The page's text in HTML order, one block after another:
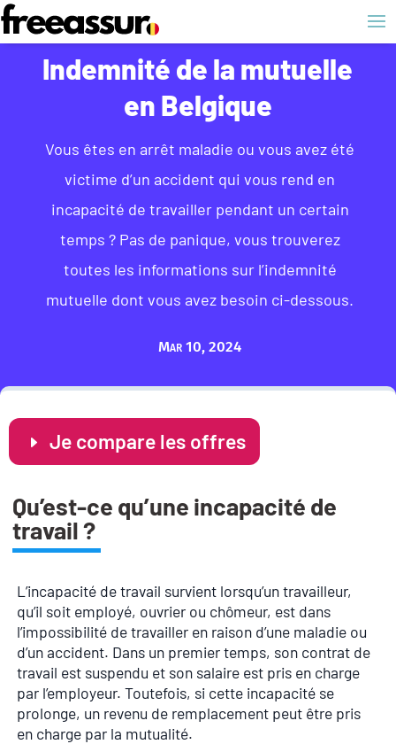
Indemnité de la mutuelle
en Belgique
Vous êtes en arrêt maladie ou vous avez été
victime d’un accident qui vous rend en
incapacité de travailler pendant un certain
temps ? Pas de panique, vous trouverez
toutes les informations sur l’indemnité
mutuelle dont vous avez besoin ci-dessous.
Mar 10, 2024
Je compare les offres
Qu’est-ce qu’une incapacité de
travail ?
L’incapacité de travail survient lorsqu’un travailleur,
qu’il soit employé, ouvrier ou chômeur, est dans
l’impossibilité de travailler en raison d’une maladie ou
d’un accident. Dans un premier temps, son contrat de
travail est suspendu et son salaire est pris en charge
par l’employeur. Toutefois, si cette incapacité se
prolonge, un revenu de remplacement peut être pris
en charge par la mutualité.